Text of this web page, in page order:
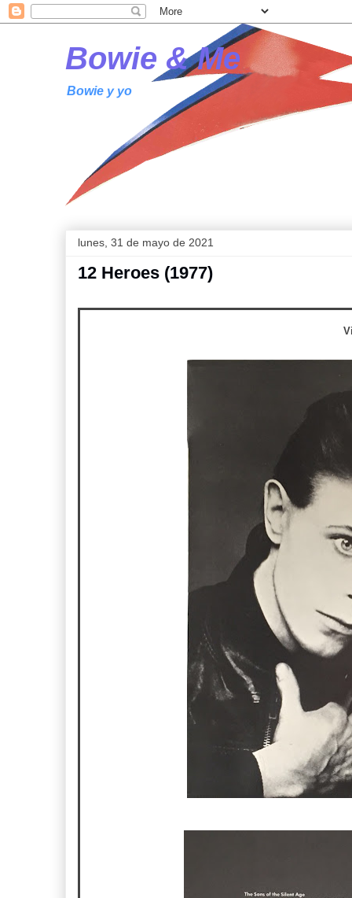
Bowie & Me
Bowie y yo
lunes, 31 de mayo de 2021
12 Heroes (1977)